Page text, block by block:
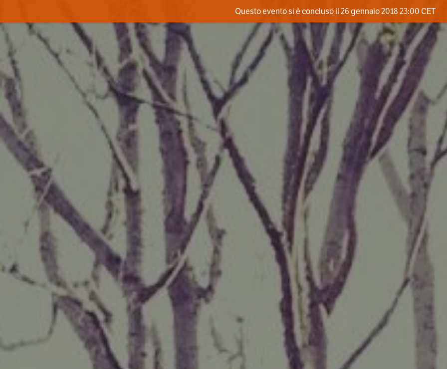
Questo evento si è concluso il 26 gennaio 2018 23:00 CET